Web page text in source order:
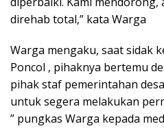
direhab total,” kata Warga
Warga mengaku, saat sidak
Poncol , pihaknya bertemu
pihak staf pemerintahan
untuk segera melakukan
” pungkas Warga kepada